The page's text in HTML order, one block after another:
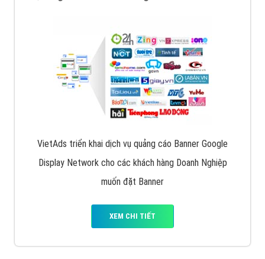
VietAds triển khai dịch vụ quảng cáo Banner Google
Display Network cho các khách hàng Doanh Nghiệp
muốn đặt Banner
XEM CHI TIẾT